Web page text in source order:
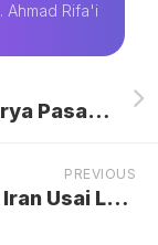
Ahmad Rifa'i
Gak Mau Gagal Lagi, Revand Narya Pasang Kriteria Berat untuk Pendamping Baru
PREVIOUS
Kala Trump Singgung Perang Iran Usai Lolos Insiden Penembakan